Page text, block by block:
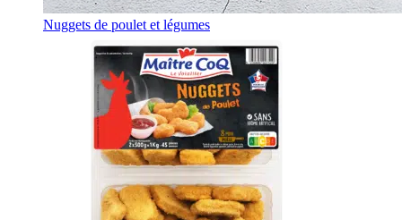
Nuggets de poulet et légumes